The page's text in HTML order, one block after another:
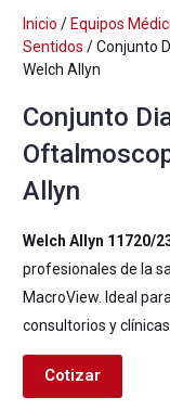
Inicio / Equipos
Sentidos / Conjunto
Welch Allyn
Conjunto
Allyn
Welch Allyn 11720/
profesionales de la
MacroView. Ideal
consultorios y clínicas.
Cotizar